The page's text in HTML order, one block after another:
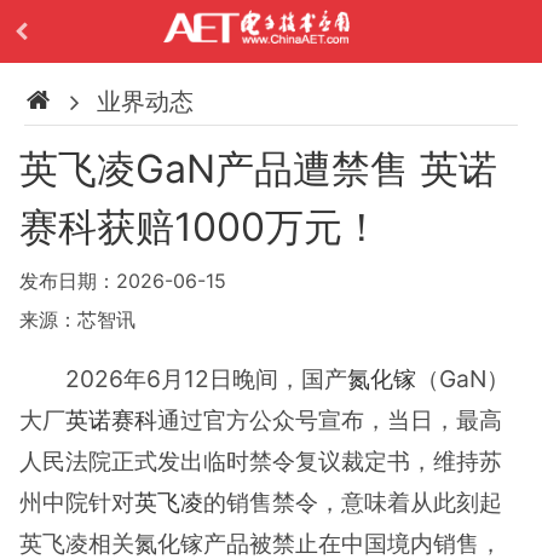
业界动态
英飞凌GaN产品遭禁售 英诺
赛科获赔1000万元！
发布日期：2026-06-15
来源：芯智讯
2026年6月12日晚间，国产氮化镓 （GaN）
大厂英诺赛科通过官方公众号宣布，当日，最高
人民法院正式发出临时禁令复议裁定书，维持苏
州中院针对英飞凌的销售禁令，意味着从此刻起
英飞凌相关氮化镓产品被禁止在中国境内销售，